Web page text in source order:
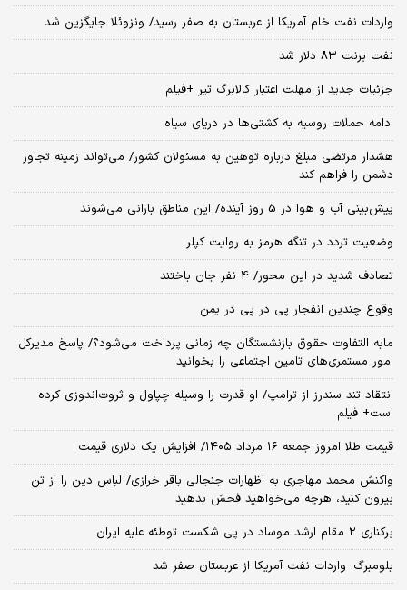
واردات نفت خام آمریکا از عربستان به صفر رسید/ ونزوئلا جایگزین شد
نفت برنت ۸۳ دلار شد
جزئیات جدید از مهلت اعتبار کالابرگ تیر +فیلم
ادامه حملات روسیه به کشتی‌ها در دریای سیاه
هشدار مرتضی مبلغ درباره توهین به مسئولان کشور/ می‌تواند زمینه تجاوز
دشمن را فراهم کند
پیش‌بینی آب و هوا در 5 روز آینده/ این مناطق بارانی می‌شوند
وضعیت تردد در تنگه هرمز به روایت کپلر
تصادف شدید در این محور/ 4 نفر جان باختند
وقوع چندین انفجار پی در پی در یمن
مابه التفاوت حقوق بازنشستگان چه زمانی پرداخت می‌شود؟/ پاسخ مدیرکل
امور مستمری‌های تامین اجتماعی را بخوانید
انتقاد تند سندرز از ترامپ/ او قدرت را وسیله چپاول و ثروت‌اندوزی کرده
است+ فیلم
قیمت طلا امروز جمعه ۱۶ مرداد ۱۴۰۵/ افزایش یک دلاری قیمت
واکنش محمد مهاجری به اظهارات جنجالی باقر خرازی/ لباس دین را از تن
بیرون کنید، هرچه می‌خواهید فحش بدهید
برکناری ۲ مقام‌ ارشد موساد در پی شکست توطئه علیه ایران
بلومبرگ: واردات نفت آمریکا از عربستان صفر شد